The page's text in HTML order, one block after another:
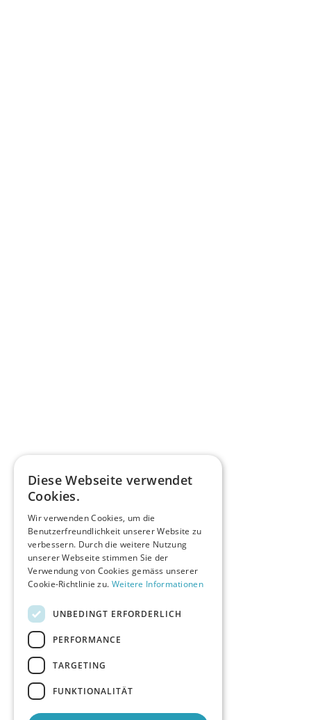
Diese Webseite verwendet
Cookies.
Wir verwenden Cookies, um die
Benutzerfreundlichkeit unserer Website zu
verbessern. Durch die weitere Nutzung
unserer Webseite stimmen Sie der
Verwendung von Cookies gemäss unserer
Cookie-Richtlinie zu. Weitere Informationen
UNBEDINGT ERFORDERLICH
PERFORMANCE
TARGETING
FUNKTIONALITÄT